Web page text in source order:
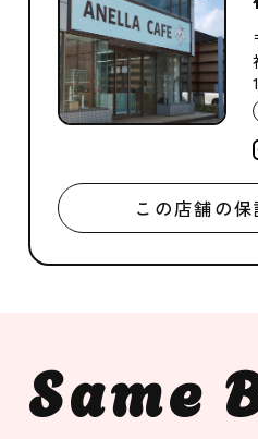
この店舗の
Same